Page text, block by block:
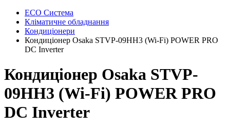
ECO Система
Кліматичне обладнання
Кондиціонери
Кондиціонер Osaka STVP-09HH3 (Wi-Fi) POWER PRO
DC Inverter
Кондиціонер Osaka STVP-
09HH3 (Wi-Fi) POWER PRO
DC Inverter